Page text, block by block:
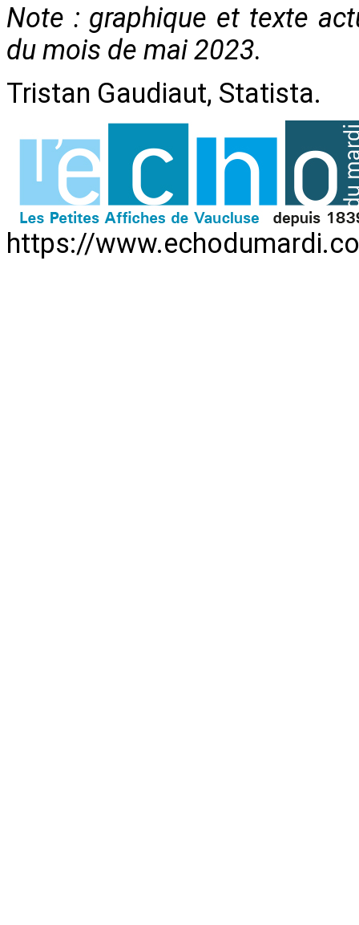
Note : graphique et texte
du mois de mai 2023.
Tristan Gaudiaut, Statista.
https://